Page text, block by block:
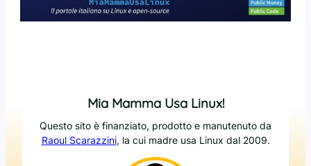
Mia Mamma Usa Linux!
Questo sito è finanziato, prodotto e manutenuto da
Raoul Scarazzini, la cui madre usa Linux dal 2009.